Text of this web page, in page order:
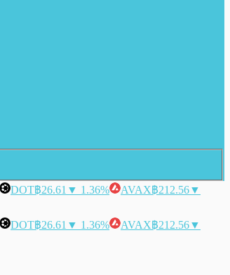
DOT฿26.61 ▼ 1.36% AVAX฿212.56▼
DOT฿26.61 ▼ 1.36% AVAX฿212.56▼